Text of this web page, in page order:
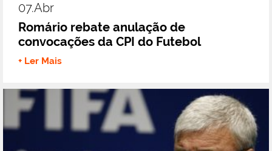
07.abr
Romário rebate anulação de
convocações da CPI do Futebol
+ Ler Mais